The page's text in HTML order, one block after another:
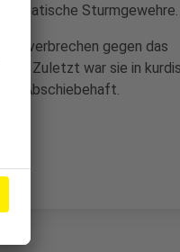
Sturmgewehre.
gegen das
Zuletzt war sie in
in Abschiebehaft.